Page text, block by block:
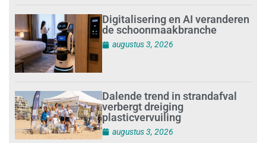
Digitalisering en AI veranderen
de schoonmaakbranche
augustus 3, 2026
Dalende trend in strandafval
verbergt dreiging
plasticvervuiling
augustus 3, 2026